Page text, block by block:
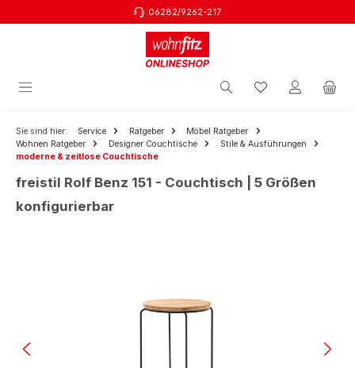
06282/9262-217
Sie sind hier: Service Ratgeber
Möbel Ratgeber
Wohnen Ratgeber
Designer Couchtische
Stile & Ausführungen
moderne & zeitlose Couchtische
freistil Rolf Benz 151 - Couchtisch | 5 Größen
konfigurierbar